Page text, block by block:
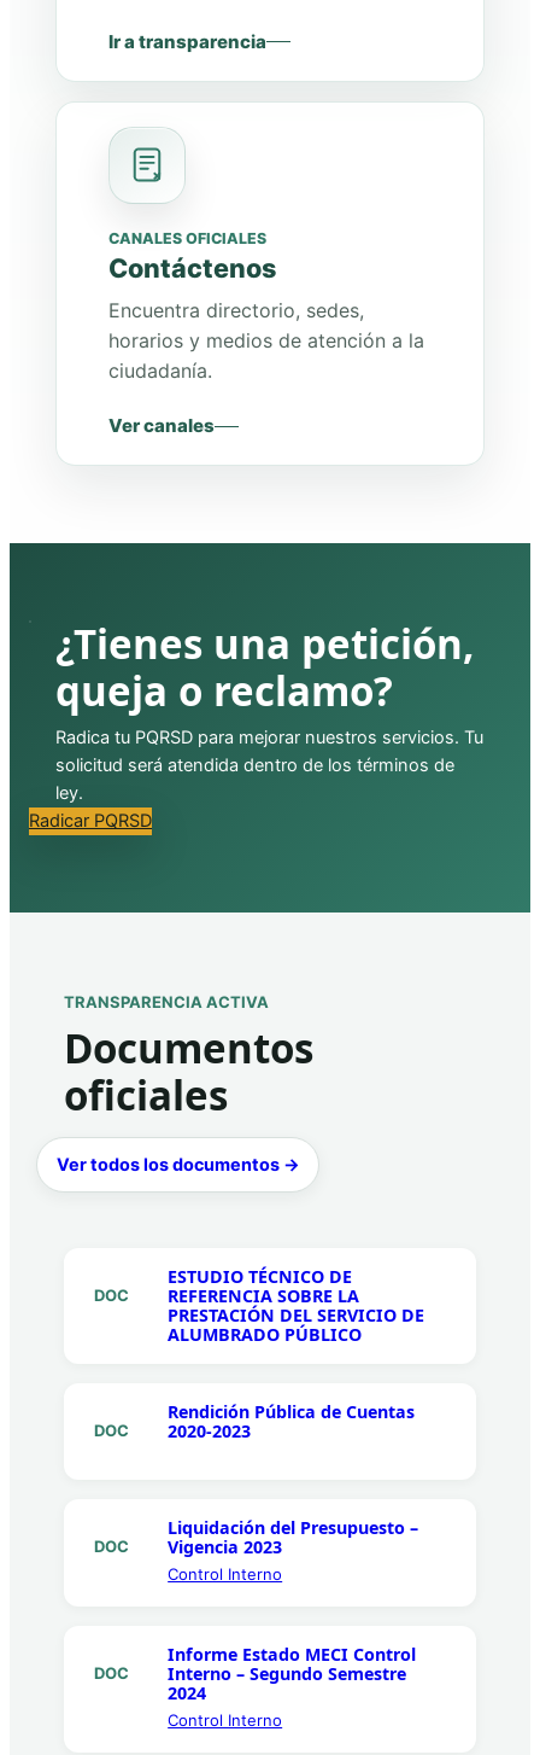
Ir a transparencia
CANALES OFICIALES
Contáctenos
Encuentra directorio, sedes,
horarios y medios de atención a la
ciudadanía.
Ver canales
¿Tienes una petición,
queja o reclamo?
Radica tu PQRSD para mejorar nuestros servicios. Tu
solicitud será atendida dentro de los términos de
ley.
Radicar PQRSD
TRANSPARENCIA ACTIVA
Documentos
oficiales
Ver todos los documentos →
DOC
ESTUDIO TÉCNICO DE
REFERENCIA SOBRE LA
PRESTACIÓN DEL SERVICIO DE
ALUMBRADO PÚBLICO
DOC
Rendición Pública de Cuentas
2020-2023
DOC
Liquidación del Presupuesto –
Vigencia 2023
Control Interno
DOC
Informe Estado MECI Control
Interno – Segundo Semestre
2024
Control Interno